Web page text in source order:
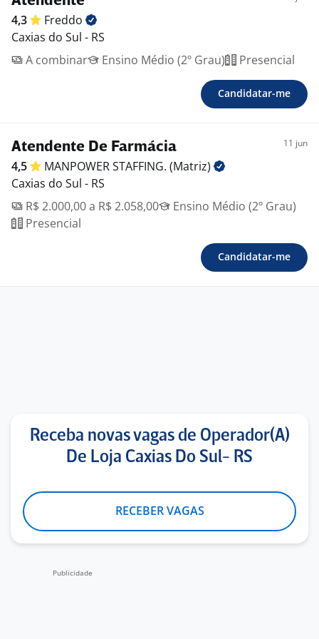
juntos, resolvemos a vida de milhões e criamos
histórias que inspiram.
4,3
Freddo
Caxias do Sul - RS
A combinar
Ensino Médio (2º Grau) Presencial
Candidatar-me
Atendente De Farmácia 11 jun
4,5 MANPOWER STAFFING. (Matriz)
Caxias do Sul - RS
R$ 2.000,00 a R$ 2.058,00
Ensino Médio (2º Grau)
Presencial
Candidatar-me
Receba novas vagas de Operador(A)
De Loja Caxias Do Sul- RS
RECEBER VAGAS